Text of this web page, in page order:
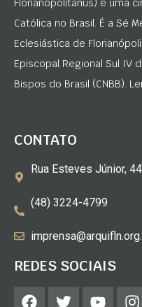
Florianopolitanus) é uma
Católica no Brasil. É a Sé
Eclesiástica de
Episcopal Regional Sul IV
Bispos do Brasil (CNBB).
CONTATO
Rua Esteves Júnior,
(48) 3224-4799
REDES SOCIAIS